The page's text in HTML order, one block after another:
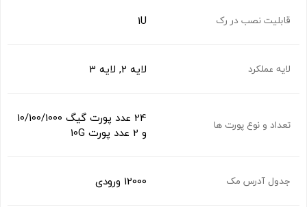
قابلیت نصب در رک 1U
لایه عملکرد لایه 2, لایه 3
تعداد و نوع پورت ها
24 عدد پورت گیگ 10/100/1000
و 2 عدد پورت 10G
جدول آدرس مک 12000 ورودی